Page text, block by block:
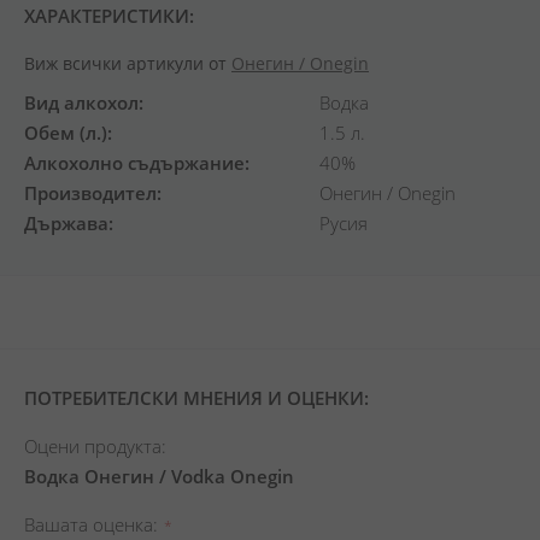
ХАРАКТЕРИСТИКИ:
Виж всички артикули от Онегин / Onegin
Вид алкохол
Водка
Обем (л.)
1.5 л.
Алкохолно съдържание
40%
Производител
Онегин / Onegin
Държава
Русия
ПОТРЕБИТЕЛСКИ МНЕНИЯ И ОЦЕНКИ:
Оцени продукта:
Водка Онегин / Vodka Onegin
Вашата оценка